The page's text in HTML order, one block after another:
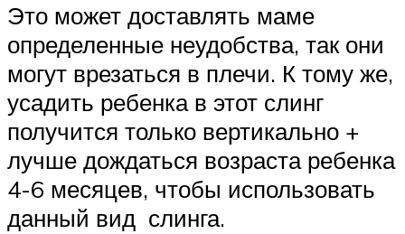
Это может доставлять маме
определенные неудобства, так они
могут врезаться в плечи. К тому же,
усадить ребенка в этот слинг
получится только вертикально +
лучше дождаться возраста ребенка
4-6 месяцев, чтобы использовать
данный вид слинга.